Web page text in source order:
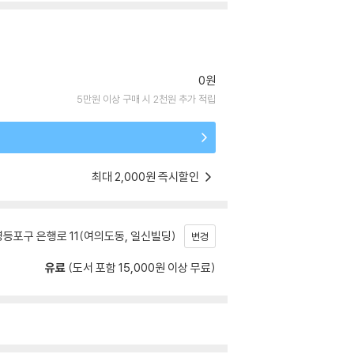
0원
5만원 이상 구매 시 2천원 추가 적립
최대 2,000원 즉시할인
포구 은행로 11(여의도동, 일신빌딩) 변경
유료 (도서 포함 15,000원 이상 무료)